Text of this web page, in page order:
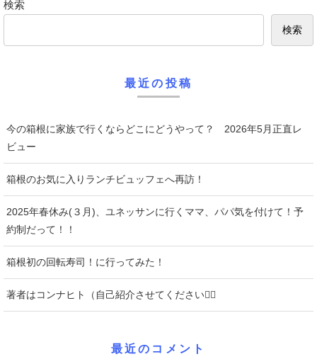
検索
検索
最近の投稿
今の箱根に家族で行くならどこにどうやって？ 2026年5月正直レ
ビュー
箱根のお気に入りランチビュッフェへ再訪！
2025年春休み(３月)、ユネッサンに行くママ、パパ気を付けて！予
約制だって！！
箱根初の回転寿司！に行ってみた！
著者はコンナヒト（自己紹介させてください♡⃛
最近のコメント